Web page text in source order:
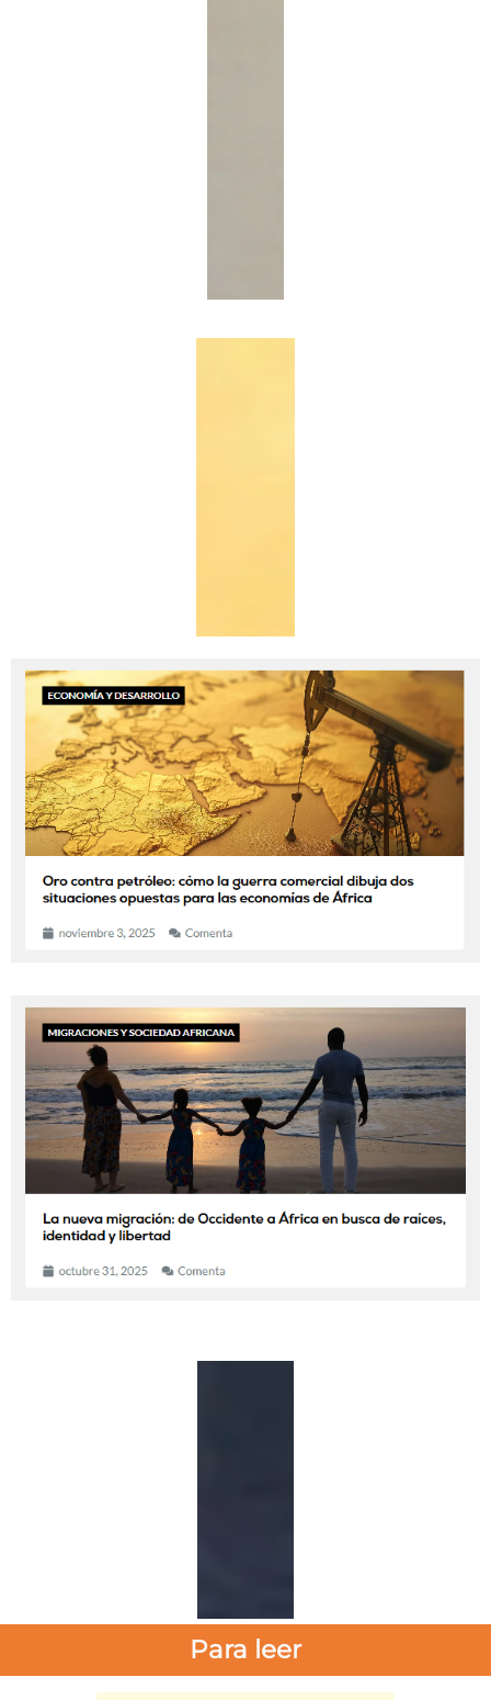
Para leer